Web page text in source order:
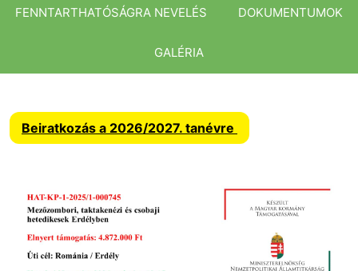
FENNTARTHATÓSÁGRA NEVELÉS DOKUMENTUMOK
GALÉRIA
Beiratkozás a 2026/2027. tanévre